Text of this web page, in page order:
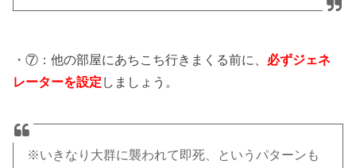
・⑦：他の部屋にあちこち行きまくる前に、 必ずジェネ
レーターを設定 しましょう。
※いきなり大群に襲われて即死、というパターンも